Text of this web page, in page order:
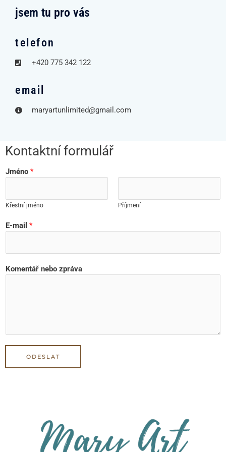
jsem tu pro vás
telefon
+420 775 342 122
email
maryartunlimited@gmail.com
Kontaktní formulář
Jméno *
Křestní jméno Příjmení
E-mail *
Komentář nebo zpráva
ODESLAT